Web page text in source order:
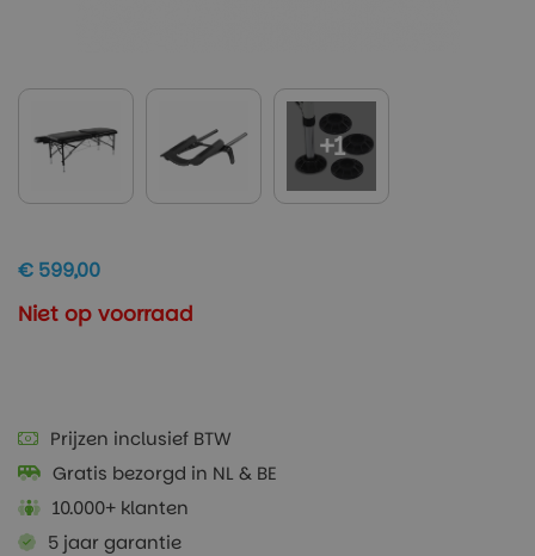
€ 599,00
Niet op voorraad
Prijzen inclusief BTW
Gratis bezorgd in NL & BE
10.000+ klanten
5 jaar garantie
+1